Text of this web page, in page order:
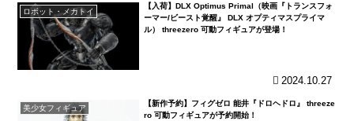
ロボット・メカトイ
【入荷】DLX Optimus Primal（映画『トランスフォ
ーマー/ビースト覚醒』 DLX オプティマスプライマ
ル） threezero 可動フィギュアが登場！
2024.10.27
美少女フィギュア
【新作予約】フィグゼロ 能井『ドロヘドロ』 threeze
ro 可動フィギュアが予約開始！